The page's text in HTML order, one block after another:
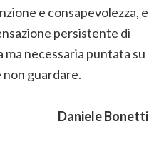
e consapevolezza, e
persistente di
ma necessaria puntata su
non guardare.
Daniele Bonetti